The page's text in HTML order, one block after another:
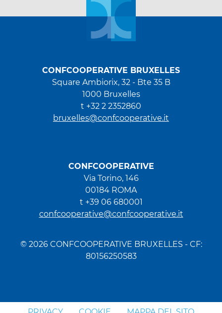
CONFCOOPERATIVE BRUXELLES
Square Ambiorix, 32 - Bte 35 B
1000 Bruxelles
t +32 2 2352860
bruxelles@confcooperative.it
CONFCOOPERATIVE
Via Torino, 146
00184 ROMA
t +39 06 680001
confcooperative@confcooperative.it
© 2026 CONFCOOPERATIVE BRUXELLES - CF:
80156250583